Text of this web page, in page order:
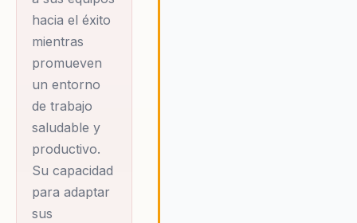
referencia
obligatoria para
líderes, Steven
entiende que el
bienestar
corporativo es un
elemento
estratégico
esencial. Sus
hacia el éxito
mientras
promueven
un entorno
de trabajo
saludable y
productivo.
Su capacidad
para adaptar
sus